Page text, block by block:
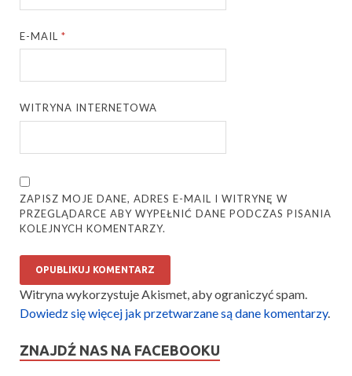
E-MAIL*
WITRYNA INTERNETOWA
ZAPISZ MOJE DANE, ADRES E-MAIL I WITRYNĘ W
PRZEGLĄDARCE ABY WYPEŁNIĆ DANE PODCZAS PISANIA
KOLEJNYCH KOMENTARZY.
Witryna wykorzystuje Akismet, aby ograniczyć spam.
Dowiedz się więcej jak przetwarzane są dane komentarzy.
ZNAJDŹ NAS NA FACEBOOKU